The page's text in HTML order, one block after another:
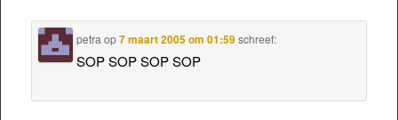
petra op7 maart 2005 om 01:59 schreef:
SOP SOP SOP SOP